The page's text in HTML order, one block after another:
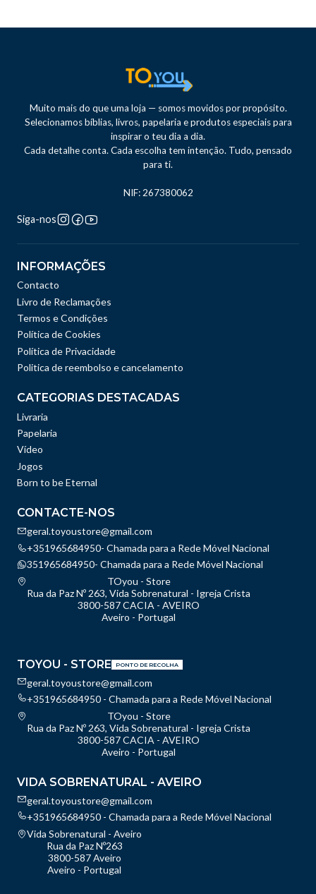
Muito mais do que uma loja — somos movidos por propósito.
Selecionamos bíblias, livros, papelaria e produtos especiais para
inspirar o teu dia a dia.
Cada detalhe conta. Cada escolha tem intenção. Tudo, pensado
para ti.
NIF: 267380062
Siga-nos
INFORMAÇÕES
Contacto
Livro de Reclamações
Termos e Condições
Política de Cookies
Política de Privacidade
Politica de reembolso e cancelamento
CATEGORIAS DESTACADAS
Livraria
Papelaria
Vídeo
Jogos
Born to be Eternal
CONTACTE-NOS
geral.toyoustore@gmail.com
+351965684950- Chamada para a Rede Móvel Nacional
351965684950- Chamada para a Rede Móvel Nacional
TOyou - Store
Rua da Paz Nº 263, Vida Sobrenatural - Igreja Crista
3800-587 CACIA - AVEIRO
Aveiro - Portugal
TOYOU - STORE PONTO DE RECOLHA
geral.toyoustore@gmail.com
+351965684950 - Chamada para a Rede Móvel Nacional
TOyou - Store
Rua da Paz Nº 263, Vida Sobrenatural - Igreja Crista
3800-587 CACIA - AVEIRO
Aveiro - Portugal
VIDA SOBRENATURAL - AVEIRO
geral.toyoustore@gmail.com
+351965684950 - Chamada para a Rede Móvel Nacional
Vida Sobrenatural - Aveiro
Rua da Paz Nº263
3800-587 Aveiro
Aveiro - Portugal